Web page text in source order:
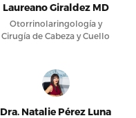
Laureano Giraldez MD
Otorrinolaringología y
Cirugía de Cabeza y Cuello
Dra. Natalie Pérez Luna